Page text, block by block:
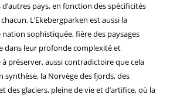
pays, en fonction des spécificités
L’Ekebergparken est aussi la
nation sophistiquée, fière des paysages
dans leur profonde complexité et
préserver, aussi contradictoire que cela
synthèse, la Norvège des fjords, des
des glaciers, pleine de vie et d’artifice, où la